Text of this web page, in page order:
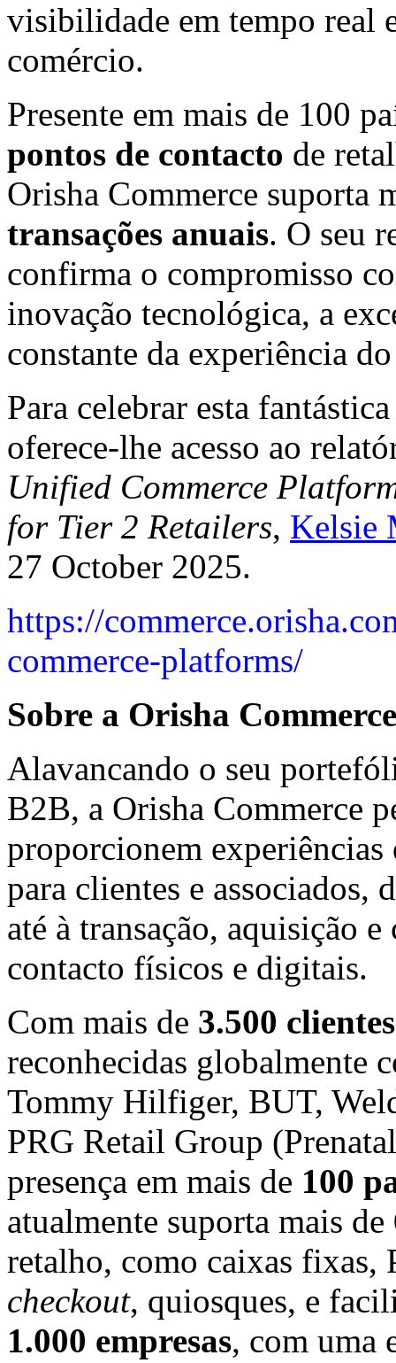
visibilidade em tempo real
comércio.
Presente em mais de 100
pontos de contacto de
Orisha Commerce suporta
transações anuais. O seu
confirma o compromisso
inovação tecnológica, a
constante da experiência
Para celebrar esta
oferece-lhe acesso ao
Unified Commerce
for Tier 2 Retailers, Kelsie
27 October 2025.
https://
commerce-platforms/
Sobre a Orisha Commerce
Alavancando o seu
B2B, a Orisha Commerce
proporcionem
para clientes e associados,
até à transação, aquisição
contacto físicos e digitais.
Com mais de 3.500 clientes
reconhecidas globalmente
Tommy Hilfiger, BUT,
PRG Retail Group
presença em mais de 100
atualmente suporta mais de
retalho, como caixas
checkout, quiosques, e
1.000 empresas, com uma